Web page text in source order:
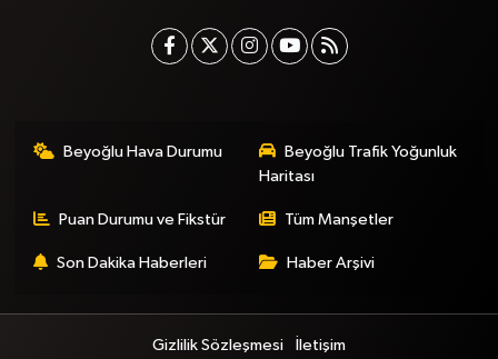
Beyoğlu Hava Durumu
Beyoğlu Trafik Yoğunluk
Haritası
Puan Durumu ve Fikstür Tüm Manşetler
Son Dakika Haberleri Haber Arşivi
Gizlilik Sözleşmesi İletişim